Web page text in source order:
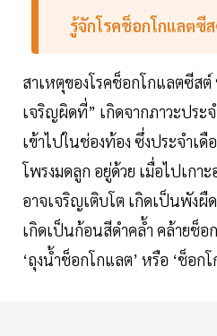
รู้จักโรคช็อกโกแลตซี
สาเหตุของโรคช็อกโกแลตซีสต์
เจริญผิดที่” เกิดจากภาวะประ
เข้าไปในช่องท้อง ซึ่งประจำเ
โพรงมดลูก อยู่ด้วย เมื่อไปเกา
อาจเจริญเติบโต เกิดเป็นพังผื
เกิดเป็นก้อนสีดำคล้ำ คล้ายช็อ
‘ถุงน้ำช็อกโกแลต’ หรือ ‘ช็อก